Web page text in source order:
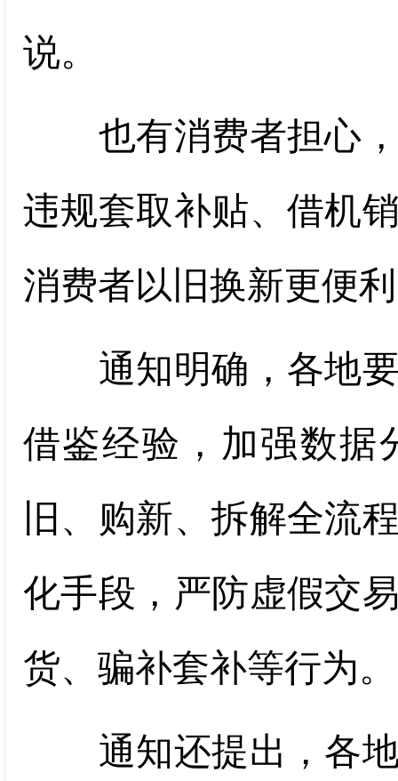
说。
也有消费者担心，
违规套取补贴、借机
消费者以旧换新更便
通知明确，各地要
借鉴经验，加强数据
旧、购新、拆解全流
化手段，严防虚假交
货、骗补套补等行为。
通知还提出，各地